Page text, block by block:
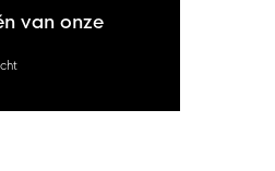
van onze